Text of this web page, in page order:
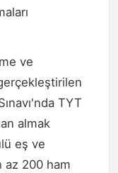
ve
TYT
almak
eş ve
az 200 ham